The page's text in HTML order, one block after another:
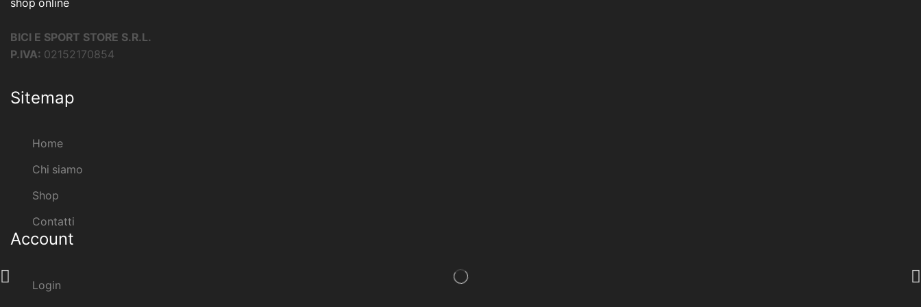
shop online
BICI E SPORT STORE S.R.L.
P.IVA: 02152170854
Sitemap
Home
Chi siamo
Shop
Contatti
Account
Login